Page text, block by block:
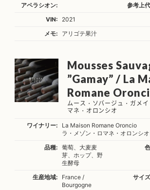
アペラシオン: 参考上
VIN:
2021
メモ:
アリゴテ果汁
Mousses
”Gamay” / La
Romane
ムース・ソバージュ・ガメ
マネ・オロンシオ
ワイナリー:
La Maison Romane Oroncio
ラ・メゾン・ロマネ・オロンシオ
品種:
葡萄、大麦麦
芽、ホップ、野
生酵母
生産地域:
France /
Bourgogne
サイ